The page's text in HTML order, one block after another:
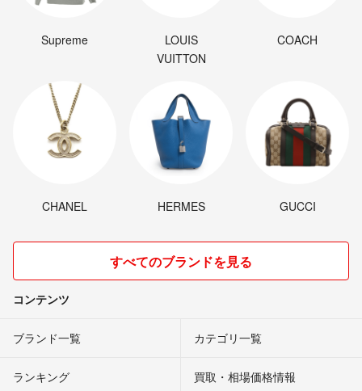
Supreme
LOUIS
VUITTON
COACH
CHANEL HERMES GUCCI
すべてのブランドを見る
コンテンツ
ブランド一覧 カテゴリ一覧
ランキング 買取・相場価格情報